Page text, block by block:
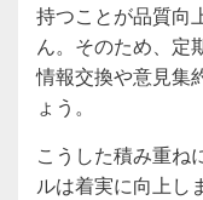
持つことが品質向
ん。そのため、定
情報交換や意見集
ょう。
こうした積み重ね
ルは着実に向上し